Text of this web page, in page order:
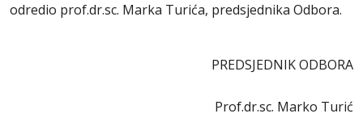
odredio prof.dr.sc. Marka Turića, predsjednika Odbora.
PREDSJEDNIK ODBORA
Prof.dr.sc. Marko Turić